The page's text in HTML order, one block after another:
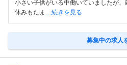
小さい子供がいる中働いていましたが
休みもたま …続きを見る
募集中の求人